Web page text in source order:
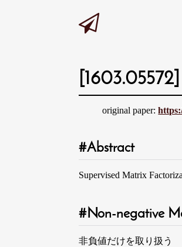
original paper:
Abstract
Supervised Matrix
Non-negative
非負値だけを取り扱う